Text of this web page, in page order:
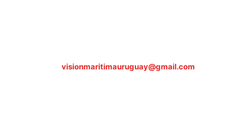
visionmaritimauruguay@gmail.com